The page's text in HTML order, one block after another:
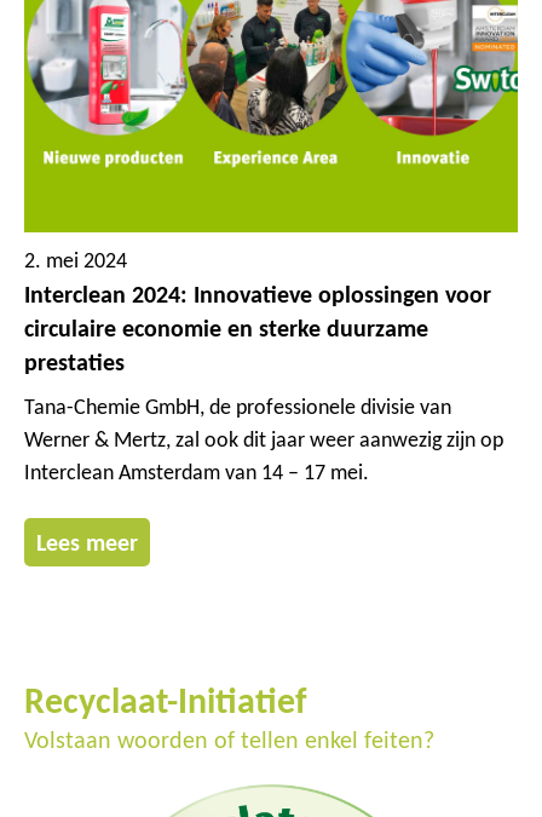
2. mei 2024
Interclean 2024: Innovatieve oplossingen voor
circulaire economie en sterke duurzame
prestaties
Tana-Chemie GmbH, de professionele divisie van
Werner & Mertz, zal ook dit jaar weer aanwezig zijn op
Interclean Amsterdam van 14 – 17 mei.
Lees meer
Recyclaat-Initiatief
Volstaan woorden of tellen enkel feiten?